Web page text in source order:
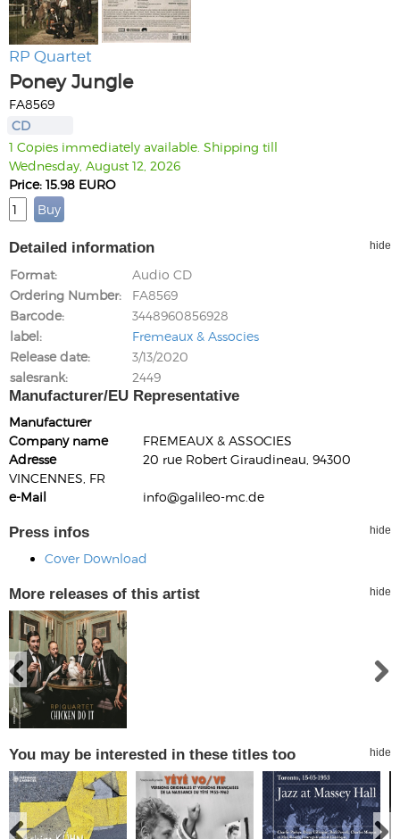
RP Quartet
Poney Jungle
FA8569
CD
1 Copies immediately available. Shipping till
Wednesday, August 12, 2026
Price: 15.98 EURO
Detailed information hide
Format
Audio CD
Ordering Number
FA8569
Barcode
3448960856928
label
Fremeaux & Associes
Release date
3/13/2020
salesrank
2449
Manufacturer/EU Representative
Manufacturer
Company name
FREMEAUX & ASSOCIES
Adresse
20 rue Robert Giraudineau, 94300
VINCENNES, FR
e-Mail
info@galileo-mc.de
Press infos hide
Cover Download
More releases of this artist hide
You may be interested in these titles too hide